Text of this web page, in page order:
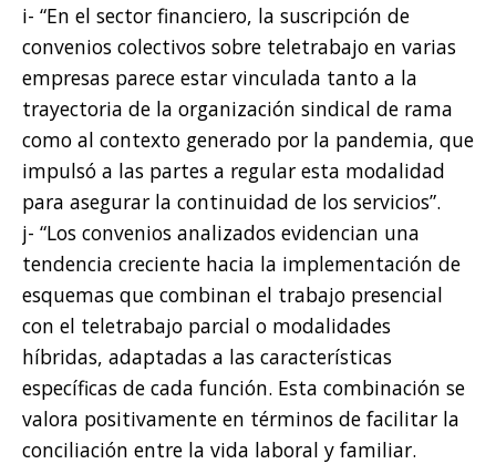
i- “En el sector financiero, la suscripción de
convenios colectivos sobre teletrabajo en varias
empresas parece estar vinculada tanto a la
trayectoria de la organización sindical de rama
como al contexto generado por la pandemia, que
impulsó a las partes a regular esta modalidad
para asegurar la continuidad de los servicios”.
j- “Los convenios analizados evidencian una
tendencia creciente hacia la implementación de
esquemas que combinan el trabajo presencial
con el teletrabajo parcial o modalidades
híbridas, adaptadas a las características
específicas de cada función. Esta combinación se
valora positivamente en términos de facilitar la
conciliación entre la vida laboral y familiar.